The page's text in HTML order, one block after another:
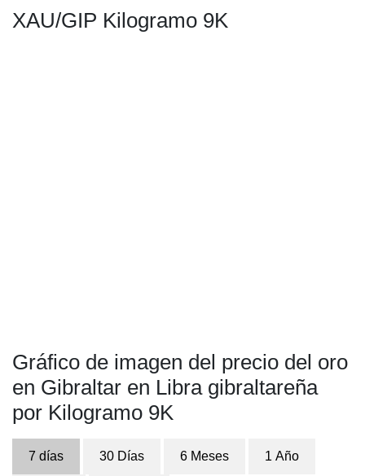
XAU/GIP Kilogramo 9K
Gráfico de imagen del precio del oro
en Gibraltar en Libra gibraltareña
por Kilogramo 9K
7 días 30 Días 6 Meses 1 Año